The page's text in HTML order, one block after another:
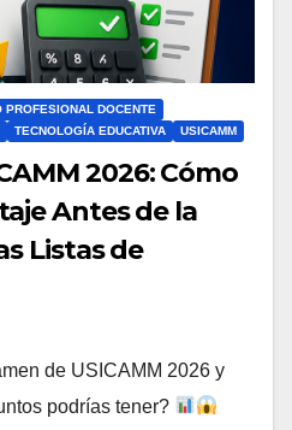
PROFESIONAL DOCENTE
TECNOLOGÍA EDUCATIVA USICAMM
2026: Cómo
Antes de la
Listas de
de USICAMM 2026 y
podrías tener?